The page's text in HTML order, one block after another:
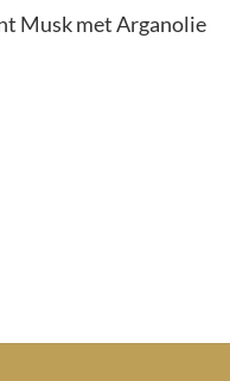
Musk met Arganolie